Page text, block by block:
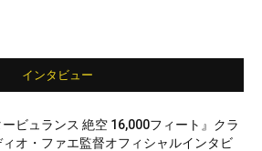
インタビュー
ービュランス 絶空 16,000フィート』クラ
ィオ・ファエ監督オフィシャルインタビ